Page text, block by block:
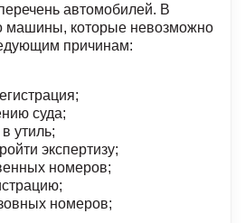
автомобилей. В
машины, которые невозможно
причинам:
суда;
утиль;
экспертизу;
номеров;
номеров;